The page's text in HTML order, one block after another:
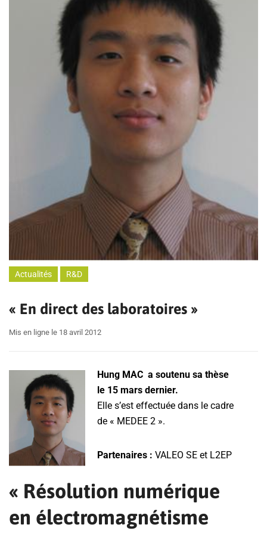
Actualités R&D
« En direct des laboratoires »
Mis en ligne le 18 avril 2012
Hung MAC a soutenu sa thèse
le 15 mars dernier.
Elle s’est effectuée dans le cadre
de « MEDEE 2 ».
Partenaires : VALEO SE et L2EP
« Résolution numérique
en électromagnétisme